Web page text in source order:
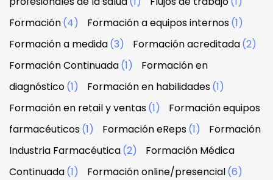
Formación(4) Formación a equipos internos(1)
Formación a medida(3) Formación acreditada(2)
Formación Continuada(1)
Formación en
diagnóstico(1) Formación en habilidades(1)
Formación en retail y ventas(1)
Formación equipos
farmacéuticos(1) Formación eReps(1)
Formación
Industria Farmacéutica(2)
Formación Médica
Continuada(1) Formación online/presencial(6)